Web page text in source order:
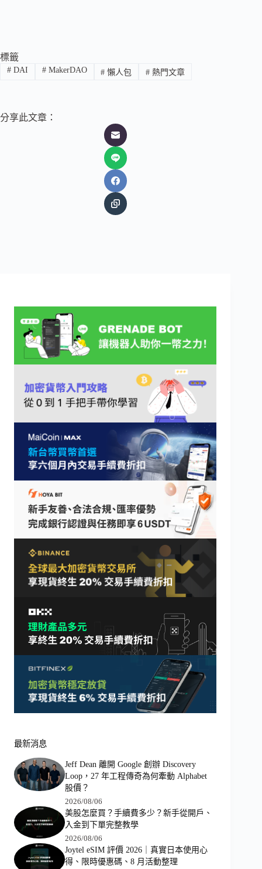
標籤
#DAI #MakerDAO # 懶人包 # 熱門文章
分享此文章：
最新消息
Jeff Dean 離開 Google 創辦 Discovery
Loop，27 年工程傳奇為何牽動 Alphabet
股價？
2026/08/06
美股怎麼買？手續費多少？新手從開戶、
入金到下單完整教學
2026/08/06
Joytel eSIM 評價 2026｜真實日本使用心
得、限時優惠碼、8 月活動整理